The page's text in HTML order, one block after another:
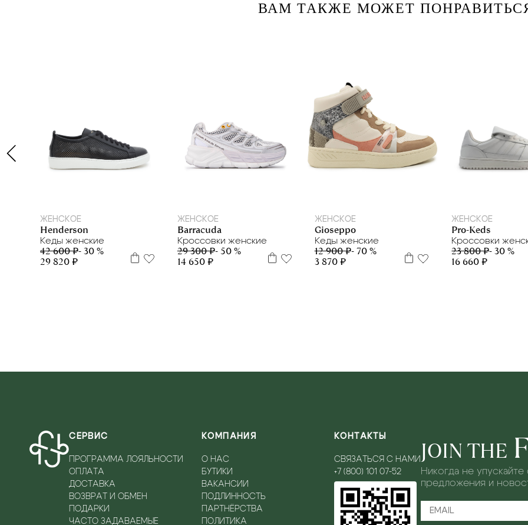
ВАМ ТАКЖЕ МОЖЕТ
ЖЕНСКОЕ
Henderson
Кеды женские
42 600 ₽- 30 %
29 820 ₽
ЖЕНСКОЕ
Barracuda
Кроссовки женские
29 300 ₽- 50 %
14 650 ₽
ЖЕНСКОЕ
Gioseppo
Кеды женские
12 900 ₽- 70 %
3 870 ₽
ЖЕНСКОЕ
Pro-Keds
Кроссовки
23 800 ₽- 30 %
16 660 ₽
СЕРВИС
ПРОГРАММА ЛОЯЛЬНОСТИ
ОПЛАТА
ДОСТАВКА
ВОЗВРАТ И ОБМЕН
ПОДАРКИ
ЧАСТО ЗАДАВАЕМЫЕ
КОМПАНИЯ
О НАС
БУТИКИ
ВАКАНСИИ
ПОДЛИННОСТЬ
ПАРТНЁРСТВА
ПОЛИТИКА
КОНТАКТЫ
СВЯЗАТЬСЯ С НАМИ
+7 (800) 101 07-52
JOIN THE
Никогда не
предложения и